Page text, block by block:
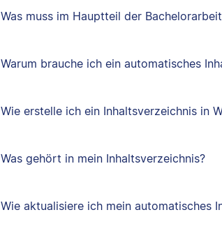
Was muss im Hauptteil der
Warum brauche ich ein automatisches
Wie erstelle ich ein Inhaltsverzeichnis in
Was gehört in mein Inhaltsverzeichnis?
Wie aktualisiere ich mein automatisches